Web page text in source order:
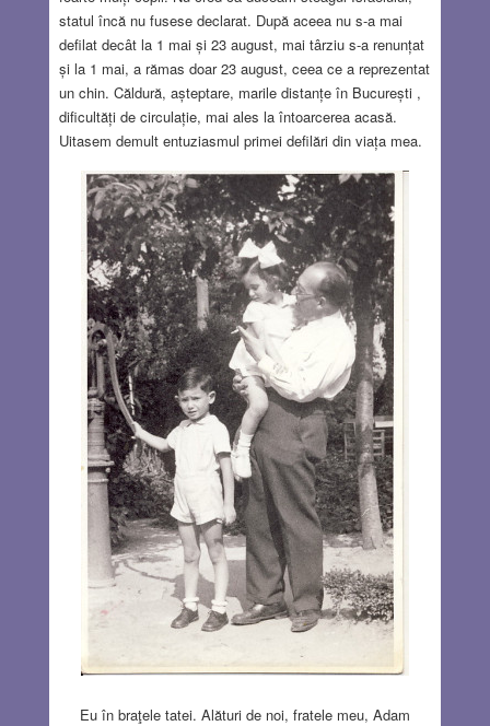
statul încă nu fusese declarat. După aceea nu s-a mai
defilat decât la 1 mai și 23 august, mai târziu s-a renunțat
și la 1 mai, a rămas doar 23 august, ceea ce a reprezentat
un chin. Căldură, așteptare, marile distanțe în București ,
dificultăți de circulație, mai ales la întoarcerea acasă.
Uitasem demult entuziasmul primei defilări din viața mea.
Eu în braţele tatei. Alături de noi, fratele meu, Adam